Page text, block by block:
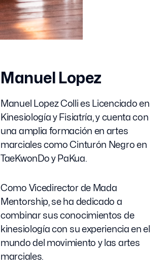
Manuel Lopez
Manuel Lopez Colli es Licenciado en
Kinesiología y Fisiatría, y cuenta con
una amplia formación en artes
marciales como Cinturón Negro en
TaeKwonDo y PaKua.
Como Vicedirector de Mada
Mentorship, se ha dedicado a
combinar sus conocimientos de
kinesiología con su experiencia en el
mundo del movimiento y las artes
marciales.